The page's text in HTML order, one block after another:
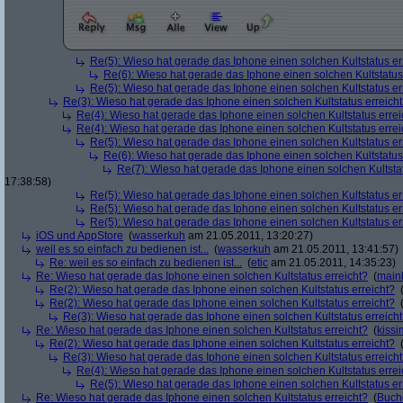
Re(5): Wieso hat gerade das Iphone einen solchen Kultstatus
Re(6): Wieso hat gerade das Iphone einen solchen
Re(5): Wieso hat gerade das Iphone einen solchen Kultstatus
Re(3): Wieso hat gerade das Iphone einen solchen Kultstatus
Re(4): Wieso hat gerade das Iphone einen solchen Kultstatus
Re(4): Wieso hat gerade das Iphone einen solchen Kultstatus
Re(5): Wieso hat gerade das Iphone einen solchen Kultstatus
Re(6): Wieso hat gerade das Iphone einen solchen
Re(7): Wieso hat gerade das Iphone einen solchen
17:38:58)
Re(5): Wieso hat gerade das Iphone einen solchen Kultstatus
Re(5): Wieso hat gerade das Iphone einen solchen Kultstatus
Re(5): Wieso hat gerade das Iphone einen solchen Kultstatus
iOS und AppStore (wasserkuh am 21.05.2011, 13:20:27)
weil es so einfach zu bedienen ist... (wasserkuh am 21.05.2011, 13:41:57)
Re: weil es so einfach zu bedienen ist... (etic am 21.05.2011, 14:35:23)
Re: Wieso hat gerade das Iphone einen solchen Kultstatus erreicht? (
Re(2): Wieso hat gerade das Iphone einen solchen Kultstatus erreicht? (
Re(2): Wieso hat gerade das Iphone einen solchen Kultstatus erreicht? (
Re(3): Wieso hat gerade das Iphone einen solchen Kultstatus
Re: Wieso hat gerade das Iphone einen solchen Kultstatus erreicht? (
Re(2): Wieso hat gerade das Iphone einen solchen Kultstatus erreicht? (
Re(3): Wieso hat gerade das Iphone einen solchen Kultstatus
Re(4): Wieso hat gerade das Iphone einen solchen Kultstatus
Re(5): Wieso hat gerade das Iphone einen solchen Kultstatus
Re: Wieso hat gerade das Iphone einen solchen Kultstatus erreicht? (